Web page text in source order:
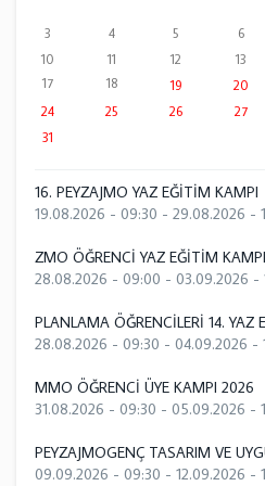
3
4 5 6
10
11 12 13
17
18 19 20
24
25 26 27
31
16. PEYZAJMO YAZ EĞİTİM KAMPI
19.08.2026 - 09:30 - 29.08.2026 -
ZMO ÖĞRENCİ YAZ EĞİTİM KAMPI
28.08.2026 - 09:00 - 03.09.2026 -
PLANLAMA ÖĞRENCİLERİ 14. YAZ
28.08.2026 - 09:30 - 04.09.2026 -
MMO ÖĞRENCİ ÜYE KAMPI 2026
31.08.2026 - 09:30 - 05.09.2026 -
PEYZAJMOGENÇ TASARIM VE
09.09.2026 - 09:30 - 12.09.2026 -